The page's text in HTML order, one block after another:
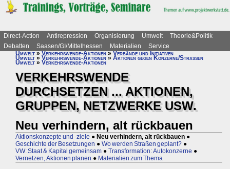
Direct-Action Antirepression Organisierung Umwelt
Theorie&Politik
Debatten
Saasen/GI/Mittelhessen Materialien
Service
Umwelt»Verkehrswende-Aktionen»Verbände und Initiativen
Umwelt » Verkehrswende-Aktionen » Aktionen gegen Konzerne/Straßen
Umwelt » Verkehrswende-Aktionen
VERKEHRSWENDE
DURCHSETZEN ... AKTIONEN,
GRUPPEN, NETZWERKE USW.
Neu verhindern, alt rückbauen
Aktionskonzepte und -ziele ● Neu verhindern, alt rückbauen ●
Geschichte der Besetzungen ● Wo werden Straßen geplant? ●
VW: Staat & Kapital gemeinsam ● Transformation: Autokonzerne ●
Vernetzen, Aktionen planen ● Materialien zum Thema